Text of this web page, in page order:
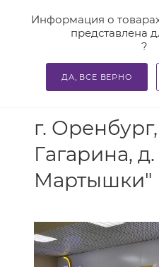
Информация о
представлена
?
ДА, ВСЕ ВЕРНО
г.
Гагарина,
Мартышки"